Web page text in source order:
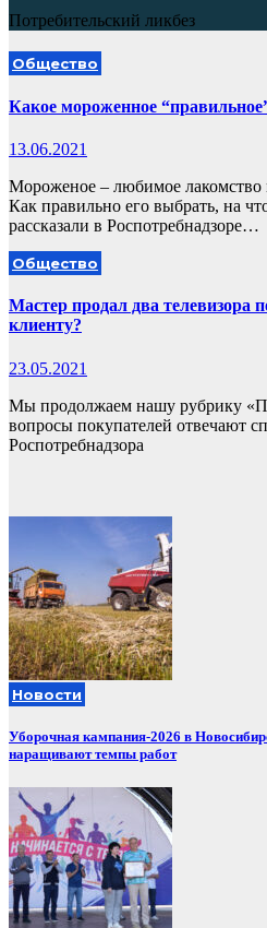
Потребительский ликбез
Общество
Какое мороженное
13.06.2021
Мороженое – любимое лакомство
Как правильно его выбрать, на
рассказали в Роспотребнадзоре…
Общество
Мастер продал два телевизора
клиенту?
23.05.2021
Мы продолжаем нашу рубрику
вопросы покупателей отвечают
Роспотребнадзора
Новости
Уборочная кампания‑2026 в
наращивают темпы работ